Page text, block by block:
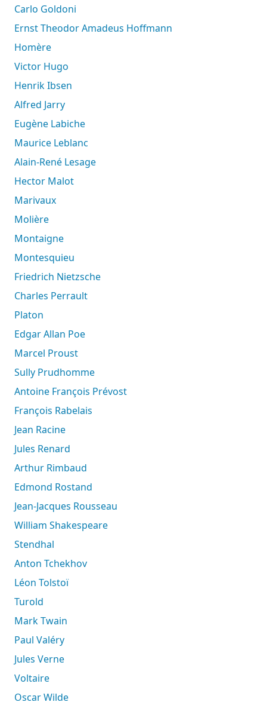
Carlo Goldoni
Ernst Theodor Amadeus Hoffmann
Homère
Victor Hugo
Henrik Ibsen
Alfred Jarry
Eugène Labiche
Maurice Leblanc
Alain-René Lesage
Hector Malot
Marivaux
Molière
Montaigne
Montesquieu
Friedrich Nietzsche
Charles Perrault
Platon
Edgar Allan Poe
Marcel Proust
Sully Prudhomme
Antoine François Prévost
François Rabelais
Jean Racine
Jules Renard
Arthur Rimbaud
Edmond Rostand
Jean-Jacques Rousseau
William Shakespeare
Stendhal
Anton Tchekhov
Léon Tolstoï
Turold
Mark Twain
Paul Valéry
Jules Verne
Voltaire
Oscar Wilde